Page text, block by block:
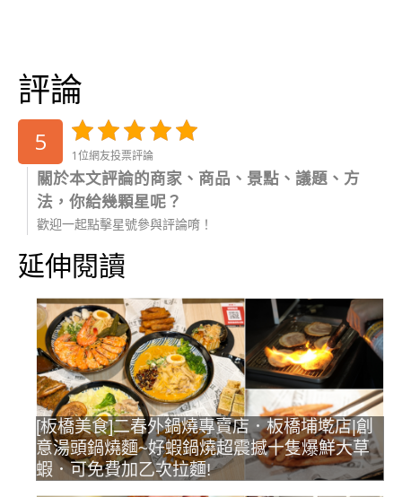
評論
5 1位網友投票評論
關於本文評論的商家、商品、景點、議題、方
法，你給幾顆星呢？
歡迎一起點擊星號參與評論唷！
延伸閱讀
[板橋美食]二春外鍋燒專賣店．板橋埔墘店|創
意湯頭鍋燒麵~好蝦鍋燒超震撼十隻爆鮮大草
蝦．可免費加乙次拉麵!